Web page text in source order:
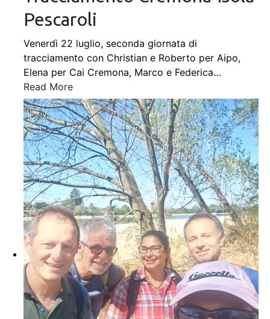
Pescaroli
Venerdì 22 luglio, seconda giornata di
tracciamento con Christian e Roberto per Aipo,
Elena per Cai Cremona, Marco e Federica…
Read More